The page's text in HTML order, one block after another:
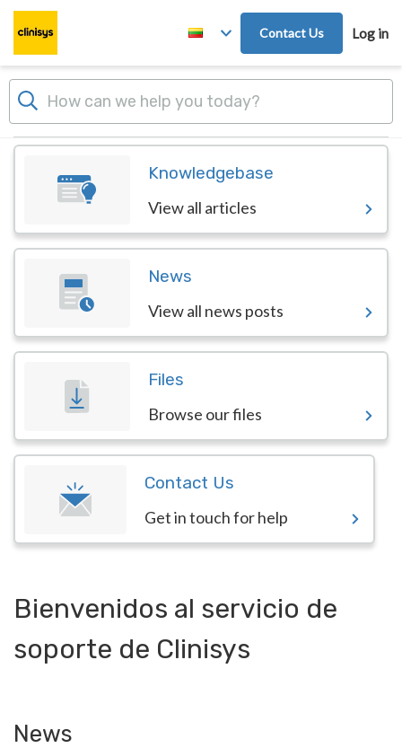
Skip to main content
Contact Us Log in
Knowledgebase
View all articles
News
View all news posts
Files
Browse our files
Contact Us
Get in touch for help
Bienvenidos al servicio de
soporte de Clinisys
News